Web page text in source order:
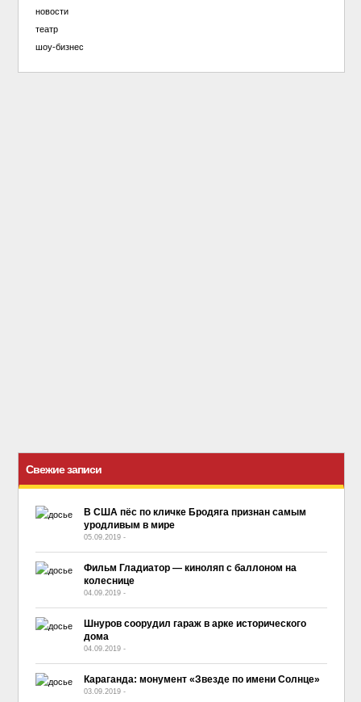
новости
театр
шоу-бизнес
Свежие записи
В США пёс по кличке Бродяга признан самым
уродливым в мире
05.09.2019 -
Фильм Гладиатор — киноляп с баллоном на
колеснице
04.09.2019 -
Шнуров соорудил гараж в арке исторического
дома
04.09.2019 -
Караганда: монумент «Звезде по имени Солнце»
03.09.2019 -